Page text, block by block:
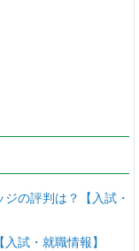
の評判は？【入試・
試・就職情報】